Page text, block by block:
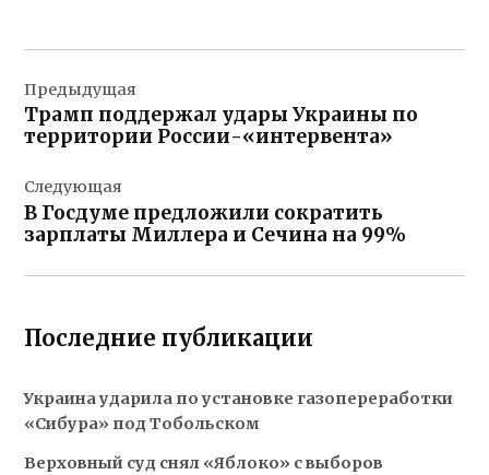
по
записям
Предыдущая
Трамп поддержал удары Украины по
территории России-«интервента»
Следующая
В Госдуме предложили сократить
зарплаты Миллера и Сечина на 99%
Последние публикации
Украина ударила по установке газопереработки
«Сибура» под Тобольском
Верховный суд снял «Яблоко» с выборов